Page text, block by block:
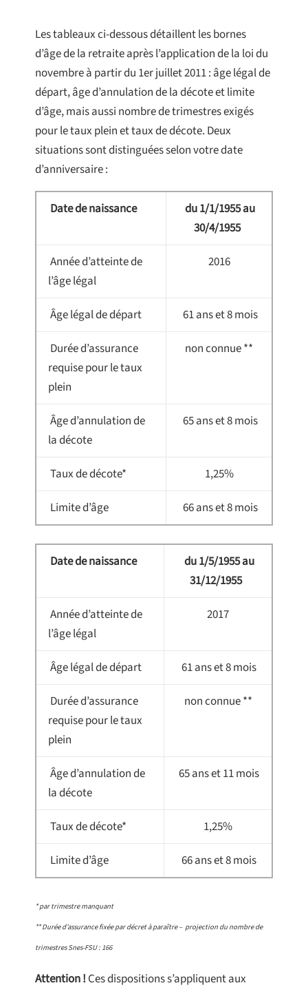
Les tableaux ci-dessous détaillent les bornes
d’âge de la retraite après l’application de la loi du
novembre à partir du 1er juillet 2011 : âge légal de
départ, âge d’annulation de la décote et limite
d’âge, mais aussi nombre de trimestres exigés
pour le taux plein et taux de décote. Deux
situations sont distinguées selon votre date
d’anniversaire :
Date de naissance
du 1/1/1955 au
30/4/1955
Année d’atteinte de
l’âge légal
2016
Âge légal de départ 61 ans et 8 mois
Durée d’assurance
requise pour le taux
plein
non connue **
Âge d’annulation de
la décote
65 ans et 8 mois
Taux de décote* 1,25%
Limite d’âge 66 ans et 8 mois
Date de naissance
du 1/5/1955 au
31/12/1955
Année d’atteinte de
l’âge légal
2017
Âge légal de départ 61 ans et 8 mois
Durée d’assurance
requise pour le taux
plein
non connue **
Âge d’annulation de
la décote
65 ans et 11 mois
Taux de décote* 1,25%
Limite d’âge 66 ans et 8 mois
* par trimestre manquant
** Durée d’assurance fixée par décret à paraître – projection du nombre de
trimestres Snes-FSU : 166
Attention ! Ces dispositions s’appliquent aux